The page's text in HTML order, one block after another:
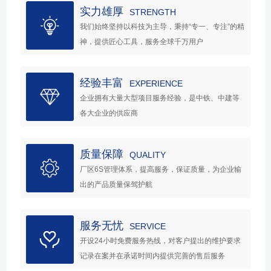
实力雄厚 STRENGTH
我们始终坚持以科技为主导，秉持“专一、专注”的精
神，提供匠心工具，服务全球千万用户
经验丰富 EXPERIENCE
企业拥有大量大型项目服务经验，是中铁、中建等
各大企业的供应商
质量保障 QUALITY
厂区6S管理体系，提高服务，保证质量，为企业输
出的产品质量保驾护航
服务无忧 SERVICE
开设24小时免费服务热线，对客户提出的维护要求
记录在案并在承诺时间内提供完善的售后服务